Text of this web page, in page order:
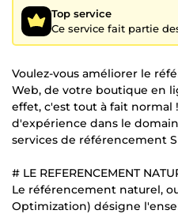
Top service
Ce service fait partie
Voulez-vous améliorer le
Web, de votre boutique en
effet, c'est tout à fait normal
d'expérience dans le
services de référencement
# LE REFERENCEMENT
Le référencement naturel,
Optimization) désigne